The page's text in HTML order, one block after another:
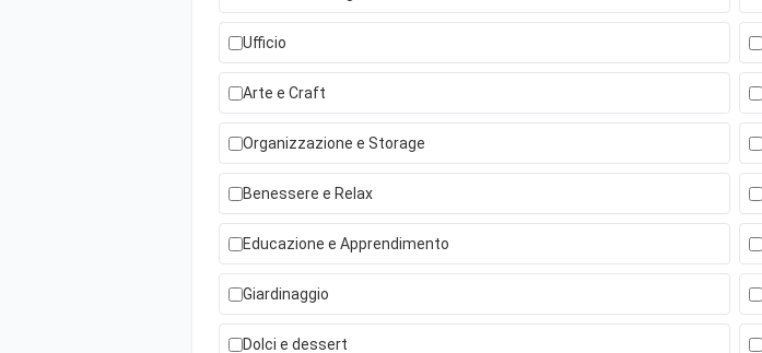
Ufficio
Arte e Craft
Organizzazione e Storage
Benessere e Relax
Educazione e Apprendimento
Giardinaggio
Dolci e dessert